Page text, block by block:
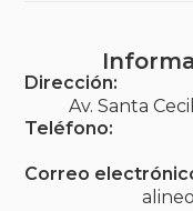
Dirección:
Av. Santa
Teléfono:
Correo